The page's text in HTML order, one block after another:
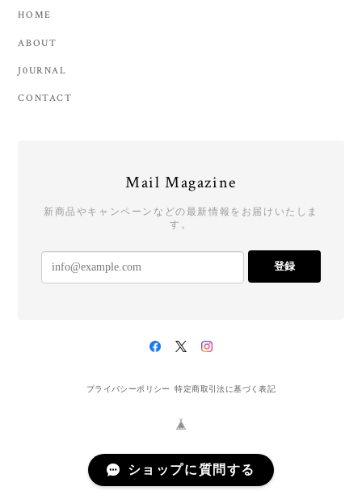
HOME
ABOUT
J0URNAL
CONTACT
Mail Magazine
新商品やキャンペーンなどの最新情報をお届けいたしま
す。
登録
プライバシーポリシー 特定商取引法に基づく表記
ショップに質問する